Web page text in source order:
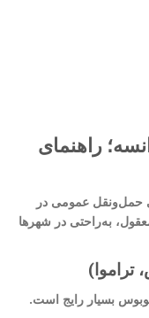
راهنمای
حمل‌ونقل عمومی در
به‌راحتی در شهرها
بسیار رایج است.